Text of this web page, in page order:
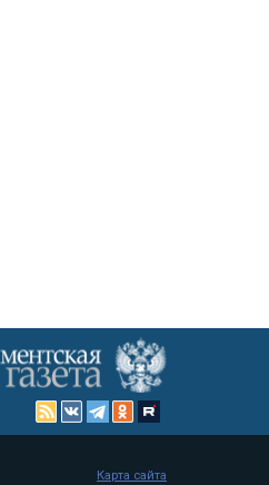
Карта сайта